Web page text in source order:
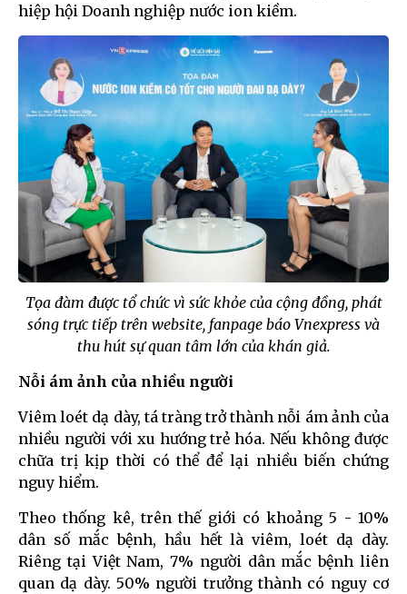
hiệp hội Doanh nghiệp nước ion kiềm.
Tọa đàm được tổ chức vì sức khỏe của cộng đồng, phát
sóng trực tiếp trên website, fanpage báo Vnexpress và
thu hút sự quan tâm lớn của khán giả.
Nỗi ám ảnh của nhiều người
Viêm loét dạ dày, tá tràng trở thành nỗi ám ảnh của
nhiều người với xu hướng trẻ hóa. Nếu không được
chữa trị kịp thời có thể để lại nhiều biến chứng
nguy hiểm.
Theo thống kê, trên thế giới có khoảng 5 - 10%
dân số mắc bệnh, hầu hết là viêm, loét dạ dày.
Riêng tại Việt Nam, 7% người dân mắc bệnh liên
quan dạ dày. 50% người trưởng thành có nguy cơ